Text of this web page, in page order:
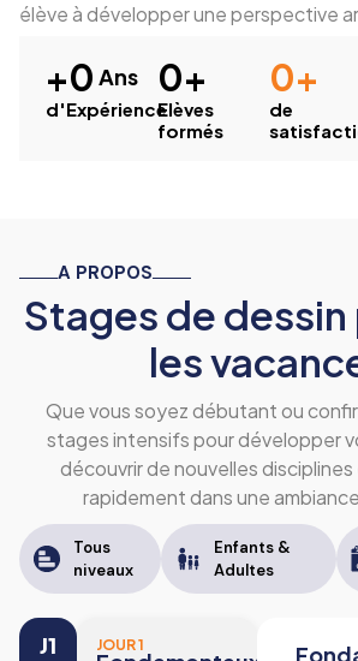
élève à développer une perspective
d'Expérience
+0 Ans
Elèves
formés
0+
de
0+
A PROPOS
Stages de
les
Que vous soyez débutant ou
stages intensifs pour développer
découvrir de nouvelles
rapidement dans une
Tous
niveaux
Enfants &
Adultes
J1 JOUR 1